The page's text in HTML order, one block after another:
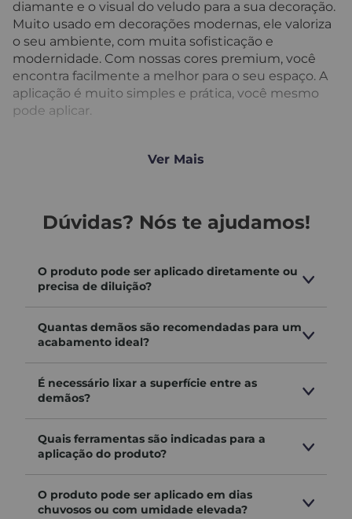
diamante e o visual do veludo para a sua decoração.
Muito usado em decorações modernas, ele valoriza
o seu ambiente, com muita sofisticação e
modernidade. Com nossas cores premium, você
encontra facilmente a melhor para o seu espaço. A
aplicação é muito simples e prática, você mesmo
pode aplicar.
Benefícios:
- Visual aveludado e diamantado
- Pronto para aplicar
- Praticidade em suas mãos
- Valoriza seu ambiente com sofisticação e
Passo a passo para aplicação:
Passo 1:Primeiramente a parede deve estar lisa
com massa corrida ou massa acrílica. Se for
Ver Mais
Dúvidas? Nós te ajudamos!
O produto pode ser aplicado diretamente ou
precisa de diluição?
Quantas demãos são recomendadas para um
acabamento ideal?
É necessário lixar a superfície entre as
demãos?
Quais ferramentas são indicadas para a
aplicação do produto?
O produto pode ser aplicado em dias
chuvosos ou com umidade elevada?